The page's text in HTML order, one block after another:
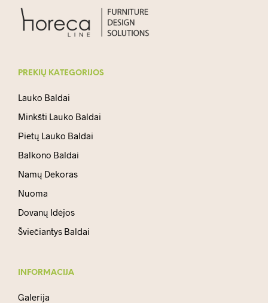
PREKIŲ KATEGORIJOS
Lauko Baldai
Minkšti Lauko Baldai
Pietų Lauko Baldai
Balkono Baldai
Namų Dekoras
Nuoma
Dovanų Idėjos
Šviečiantys Baldai
INFORMACIJA
Galerija